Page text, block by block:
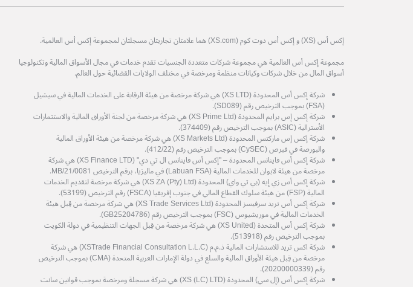
إكس أس (XS) و إكس أس دوت كوم (XS.com) هما علامتان تجاريتان مسجلتان لمجموعة إكس أس العالمية.
مجموعة إكس أس العالمية هي مجموعة شركات متعددة الجنسيات تقدم خدمات في مجال الأسواق المالية وتكنولوجيا
أسواق المال من خلال شركات وكيانات منظمة ومرخصة في مختلف الولايات القضائية حول العالم.
شركة إكس أس المحدودة (XS LTD) هي شركة مرخصة من هيئة الرقابة على الخدمات المالية في سيشيل
(FSA) بموجب الترخيص رقم (SD089).
شركة إكس إس برايم المحدودة (XS Prime Ltd) هي شركة مرخصة من لجنة الأوراق المالية والاستثمارات
الأسترالية (ASIC) بموجب الترخيص رقم (374409).
شركة إكس إس ماركتس المحدودة (XS Markets Ltd) هي شركة مرخصة من هيئة الأوراق المالية
والبورصة في قبرص (CySEC) بموجب الترخيص رقم (412/22).
شركة إكس أس فاينانس المحدودة – "إكس أس فاينانس ال تي دي" (XS Finance LTD) هي شركة
مرخصة من هيئة لابوان للخدمات المالية (Labuan FSA) في ماليزيا، برقم الترخيص MB/21/0081.
شركة إكس أس زي إيه (بي تي واي) المحدودة (XS ZA (Pty) Ltd) هي شركة مرخصة لتقديم الخدمات
المالية (FSP) من هيئة سلوك القطاع المالي في جنوب إفريقيا (FSCA) رقم الترخيص (53199).
شركة إكس أس تريد سرفيسز المحدودة (XS Trade Services Ltd) هي شركة مرخصة من قِبل هيئة
الخدمات المالية في موريشيوس (FSC) بموجب الترخيص رقم (GB25204786).
شركة إكس أس المتحدة (XS United) هي شركة مرخصة من قِبل الجهات التنظيمية في دولة الكويت
بموجب الترخيص رقم (513918).
شركة اكس تريد للاستشارات المالية ذ.م.م (XSTrade Financial Consultation L.L.C) هي شركة
مرخصة من قِبل هيئة الأوراق المالية والسلع في دولة الإمارات العربية المتحدة (CMA) بموجب الترخيص
رقم (20200000339).
شركة إكس أس (إل سي) المحدودة (XS (LC) LTD) هي شركة مسجلة ومرخصة بموجب قوانين سانت